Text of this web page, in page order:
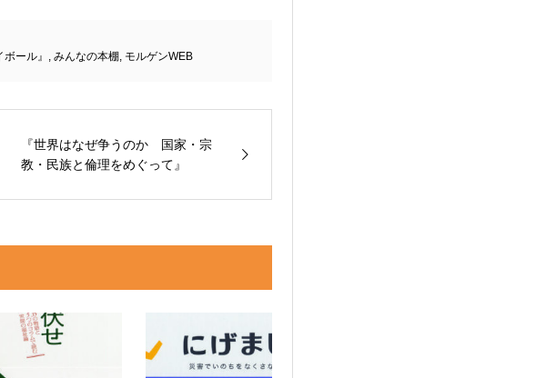
ール』
みんなの本棚, モルゲンWEB
『世界はなぜ争うのか 国家・宗
教・民族と倫理をめぐって』